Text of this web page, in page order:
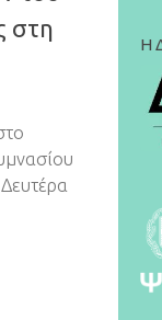
στη
Η